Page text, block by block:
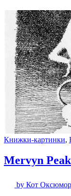
Книжки-картинки,
Mervyn
by Кот